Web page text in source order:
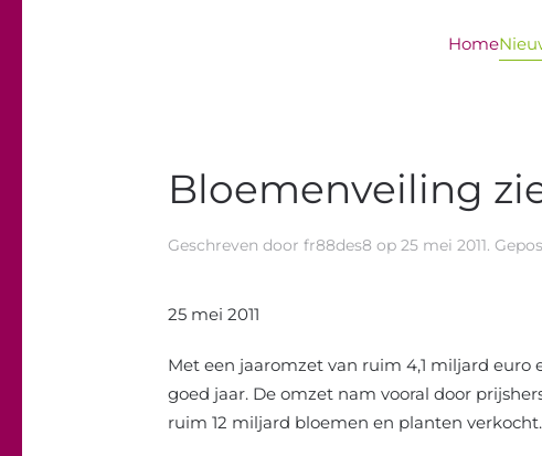
Home
Bloemenveiling
Geschreven door fr88des8 op 25 mei 2011.
25 mei 2011
Met een jaaromzet van ruim 4,1 miljard euro
goed jaar. De omzet nam vooral door
ruim 12 miljard bloemen en planten verkocht.